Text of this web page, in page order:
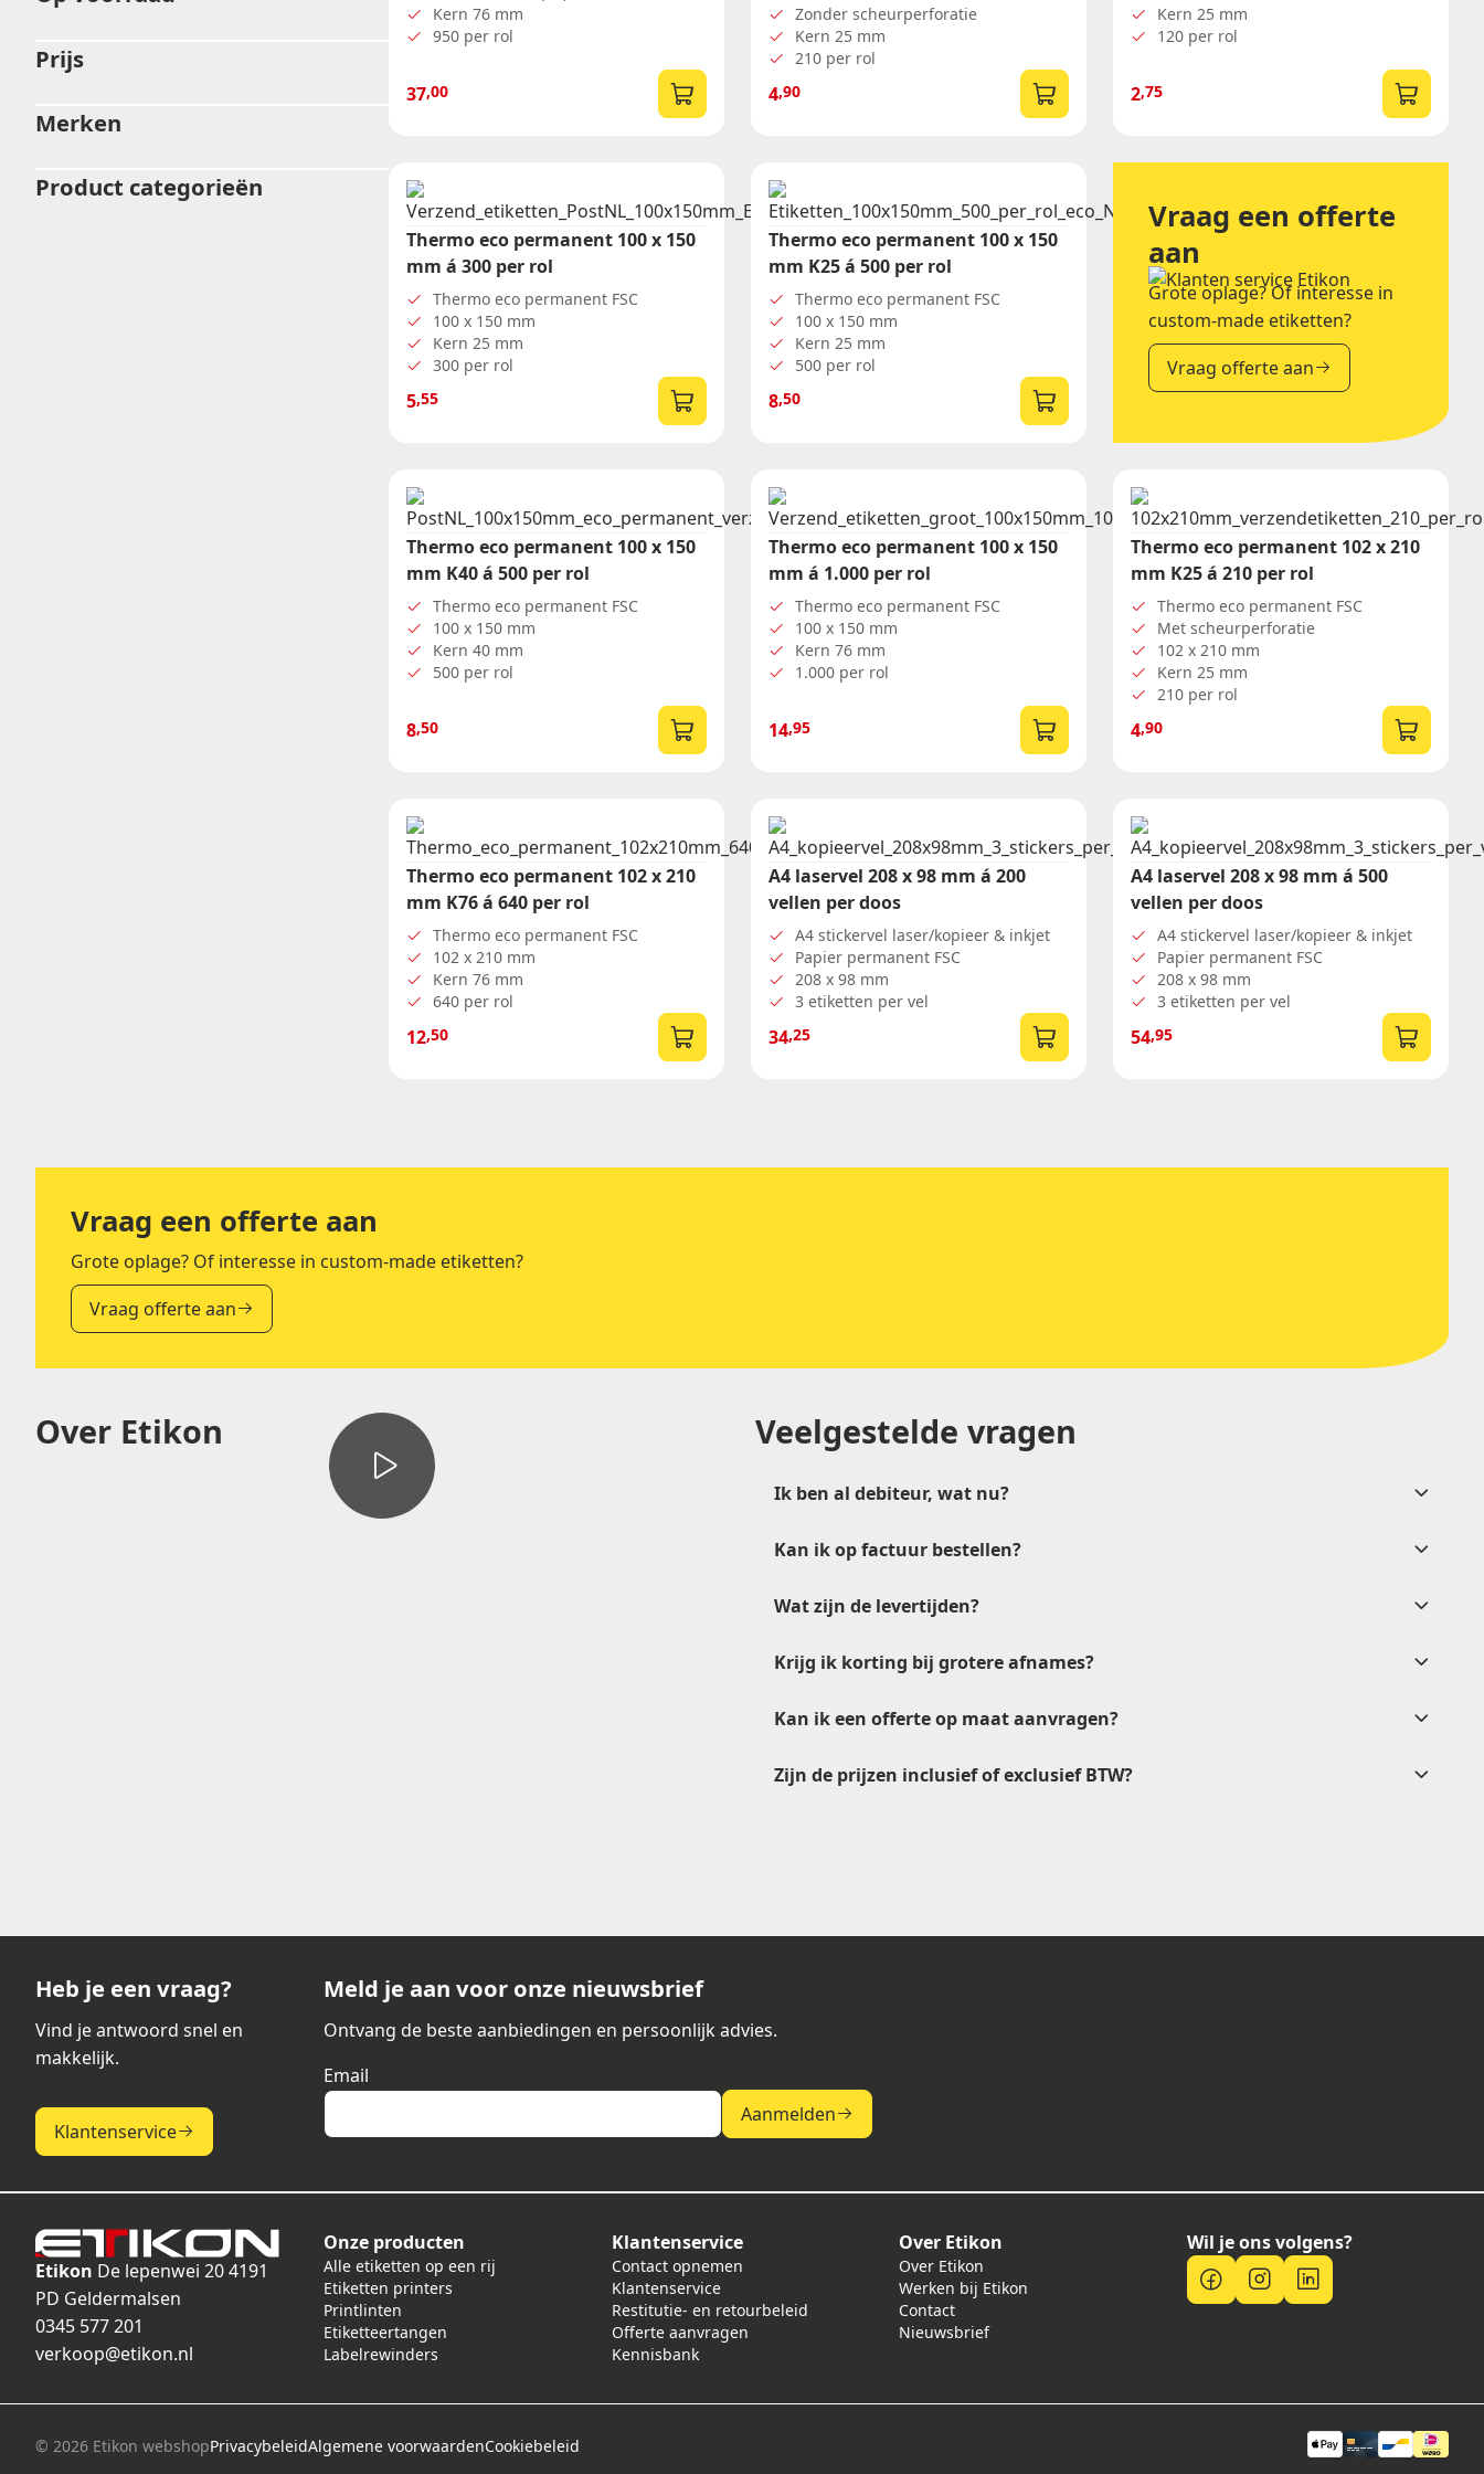
Doorlopende rollen
Ronde etiketten
Kortingsstickers
Formaat etiketten (diameter)
Dia 29 sluitzegel
Dia 60
Belijming
Permanent
Afneembaar
Prijs
Merken
Product categorieën
Kern 76 mm
950 per rol
37,00
Zonder scheurperforatie
Kern 25 mm
210 per rol
4,90
Kern 25 mm
120 per rol
2,75
Thermo eco permanent 100 x 150
mm á 300 per rol
Thermo eco permanent FSC
100 x 150 mm
Kern 25 mm
300 per rol
5,55
Thermo eco permanent 100 x 150
mm K25 á 500 per rol
Thermo eco permanent FSC
100 x 150 mm
Kern 25 mm
500 per rol
8,50
Vraag een offerte
aan
Grote oplage? Of interesse in
custom-made etiketten?
Vraag offerte aan
Thermo eco permanent 100 x 150
mm K40 á 500 per rol
Thermo eco permanent FSC
100 x 150 mm
Kern 40 mm
500 per rol
8,50
Thermo eco permanent 100 x 150
mm á 1.000 per rol
Thermo eco permanent FSC
100 x 150 mm
Kern 76 mm
1.000 per rol
14,95
Thermo eco permanent 102 x 210
mm K25 á 210 per rol
Thermo eco permanent FSC
Met scheurperforatie
102 x 210 mm
Kern 25 mm
210 per rol
4,90
Thermo eco permanent 102 x 210
mm K76 á 640 per rol
Thermo eco permanent FSC
102 x 210 mm
Kern 76 mm
640 per rol
12,50
A4 laservel 208 x 98 mm á 200
vellen per doos
A4 stickervel laser/kopieer & inkjet
Papier permanent FSC
208 x 98 mm
3 etiketten per vel
34,25
A4 laservel 208 x 98 mm á 500
vellen per doos
A4 stickervel laser/kopieer & inkjet
Papier permanent FSC
208 x 98 mm
3 etiketten per vel
54,95
Vraag een offerte aan
Grote oplage? Of interesse in custom-made etiketten?
Vraag offerte aan
Over Etikon Veelgestelde vragen
Ik ben al debiteur, wat nu?
Kan ik op factuur bestellen?
verkoop@etikon.nl
Wat zijn de levertijden?
Krijg ik korting bij grotere afnames?
Kan ik een offerte op maat aanvragen?
Zijn de prijzen inclusief of exclusief BTW?
Heb je een vraag?
Vind je antwoord snel en
makkelijk.
Klantenservice
Meld je aan voor onze nieuwsbrief
Ontvang de beste aanbiedingen en persoonlijk advies.
Email
Aanmelden
Etikon De lepenwei 204191
PD Geldermalsen
0345 577 201
verkoop@etikon.nl
Onze producten
Alle etiketten op een rij
Etiketten printers
Printlinten
Etiketteertangen
Labelrewinders
Klantenservice
Contact opnemen
Klantenservice
Restitutie- en retourbeleid
Offerte aanvragen
Kennisbank
Over Etikon
Over Etikon
Werken bij Etikon
Contact
Nieuwsbrief
Wil je ons volgens?
© 2026 Etikon webshopPrivacybeleidAlgemene voorwaardenCookiebeleid